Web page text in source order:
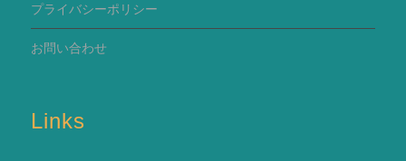
プライバシーポリシー
お問い合わせ
Links